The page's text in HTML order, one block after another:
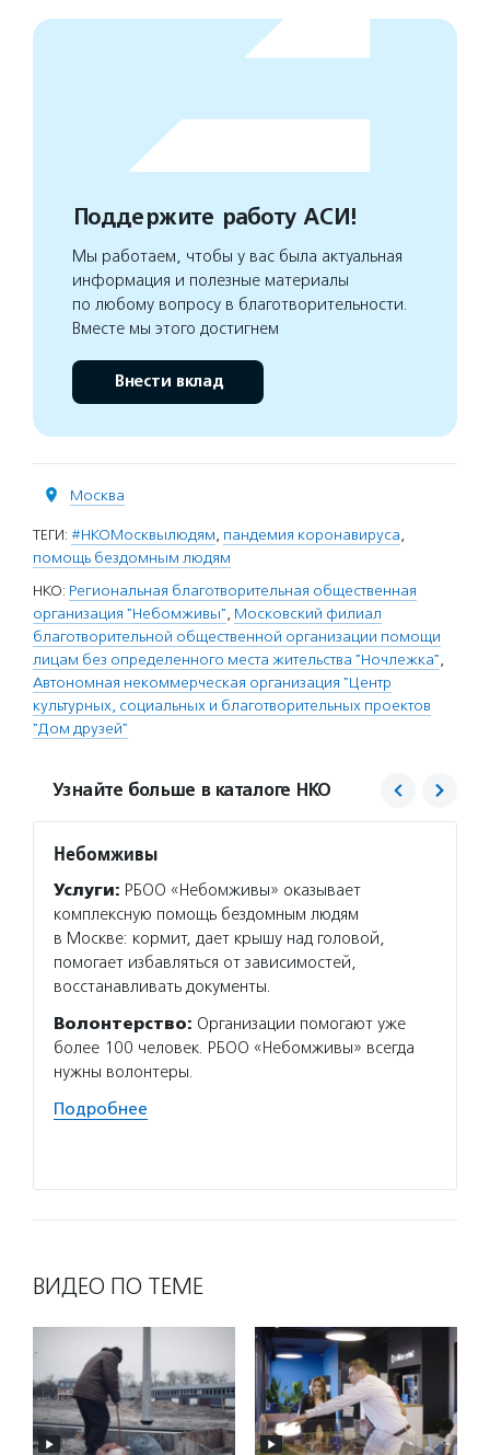
Поддержите работу АСИ!
Мы работаем, чтобы у вас была актуальная
информация и полезные материалы
по любому вопросу в благотворительности.
Вместе мы этого достигнем
Внести вклад
Москва
ТЕГИ: #НКОМосквылюдям, пандемия коронавируса,
помощь бездомным людям
НКО: Региональная благотворительная общественная
организация "Небомживы", Московский филиал
благотворительной общественной организации помощи
лицам без определенного места жительства "Ночлежка",
Автономная некоммерческая организация "Центр
культурных, социальных и благотворительных проектов
"Дом друзей"
Узнайте больше в каталоге НКО
Небомживы
Услуги: РБОО «Небомживы» оказывает
комплексную помощь бездомным людям
в Москве: кормит, дает крышу над головой,
помогает избавляться от зависимостей,
восстанавливать документы.
Волонтерство: Организации помогают уже
более 100 человек. РБОО «Небомживы» всегда
нужны волонтеры.
Подробнее
ВИДЕО ПО ТЕМЕ